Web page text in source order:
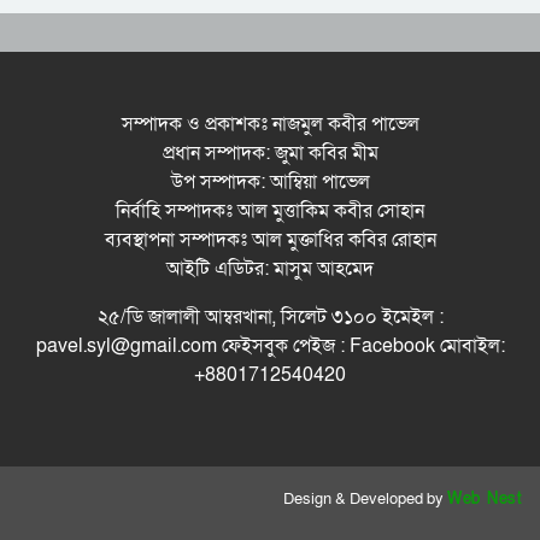
ধরিত্রী রক্ষায় আমরা’র উদ্যোগে সিলেটে বৃক্ষ রোপনের
নর্থ ইস্ট ইউনিভার্সিটিতে রচনা ও আবৃত্তি
প্রতিযোগিতার পুরষ্কার বিতরণী অনুষ্ঠিত
সিকৃবি’তে জুলাই গণ-অভ্যুত্থান দিবস উপলক্ষে
বৃক্ষরোপণ কর্মসুচি পালন
রসময় মেমোরিয়াল উচ্চ বিদ্যালয়ের নতুন ভবনের
উদ্বোধন করলেন মন্ত্রী মুক্তাদির
সম্পাদক ও প্রকাশকঃ নাজমুল কবীর পাভেল
প্রধান সম্পাদক: জুমা কবির মীম
উপ সম্পাদক: আম্বিয়া পাভেল
নির্বাহি সম্পাদকঃ আল মুত্তাকিম কবীর সোহান
ব্যবস্থাপনা সম্পাদকঃ আল মুক্তাধির কবির রোহান
আইটি এডিটর: মাসুম আহমেদ
২৫/ডি জালালী আম্বরখানা, সিলেট ৩১০০ ইমেইল :
pavel.syl@gmail.com ফেইসবুক পেইজ : Facebook মোবাইল:
+8801712540420
Design & Developed by Web Nest